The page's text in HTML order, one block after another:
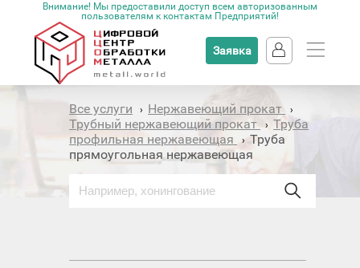
Внимание! Мы предоставили доступ всем авторизованным
пользователям к контактам Предприятий!
Заявка
Все услуги › Нержавеющий прокат ›
Трубный нержавеющий прокат› Труба
профильная нержавеющая
›Труба
прямоугольная нержавеющая